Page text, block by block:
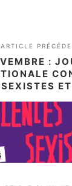
ARTICLE
: